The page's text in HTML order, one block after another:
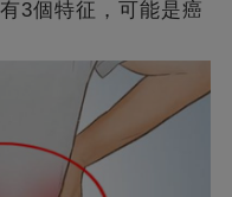
3個特征，可能是癌